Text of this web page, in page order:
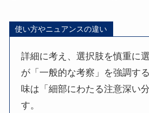
使い方やニュアンスの違い
詳細に考え、選択肢を慎重に
が「一般的な考察」を強調す
味は「細部にわたる注意深い
す。